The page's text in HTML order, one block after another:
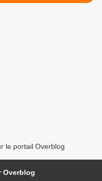
le portail Overblog
Overblog